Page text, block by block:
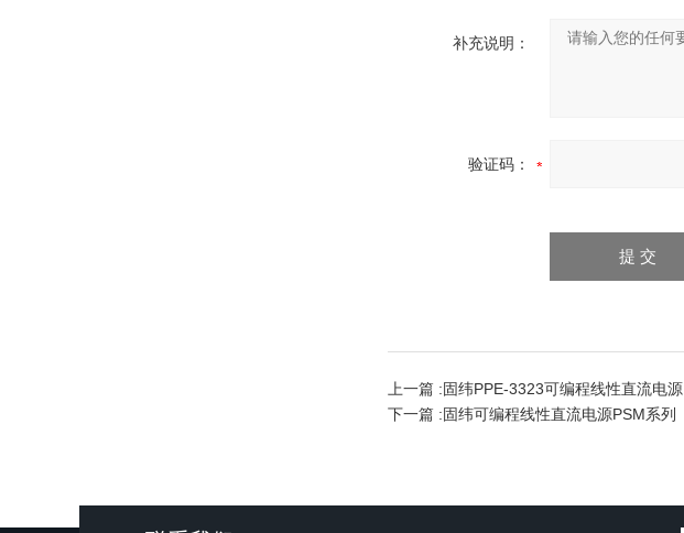
补充说明：
验证码：
上一篇 :固纬PPE-3323可编程线性直流电源
下一篇 :固纬可编程线性直流电源PSM系列